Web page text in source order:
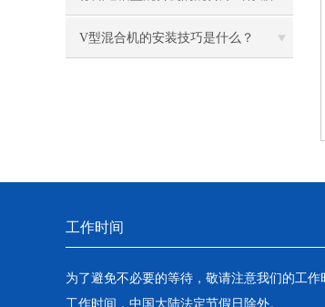
种吗？
V型混合机的安装技巧是什么？
工作时间
为了避免不必要的等待，敬请注意我们的工
工作时间，中国大陆法定节假日除外。